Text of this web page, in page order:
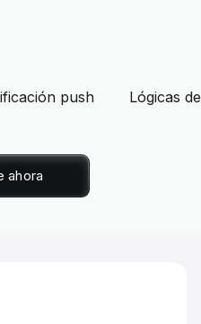
push Lógicas
ahora